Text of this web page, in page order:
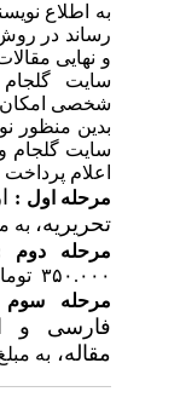
به اطلاع
رساند در روش
و نهایی
سایت
شخصی امکان
بدین منظور
سایت گلجام و
اعلام پرداخت
مرحله اول :
تحریریه،به مبلغ ۵۰.۰۰۰
مرحله دوم :
۳۵۰.۰۰۰ تومان
مرحله سوم :
فارسی و
مقاله،به مبلغ ۱.۱۰۰.۰۰۰ تومان